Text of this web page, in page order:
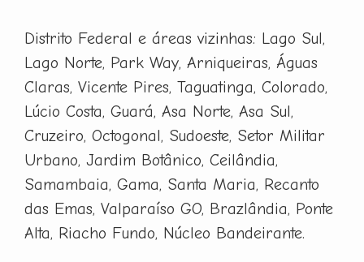
Distrito Federal e áreas vizinhas: Lago Sul,
Lago Norte, Park Way, Arniqueiras, Águas
Claras, Vicente Pires, Taguatinga, Colorado,
Lúcio Costa, Guará, Asa Norte, Asa Sul,
Cruzeiro, Octogonal, Sudoeste, Setor Militar
Urbano, Jardim Botânico, Ceilândia,
Samambaia, Gama, Santa Maria, Recanto
das Emas, Valparaíso GO, Brazlândia, Ponte
Alta, Riacho Fundo, Núcleo Bandeirante.